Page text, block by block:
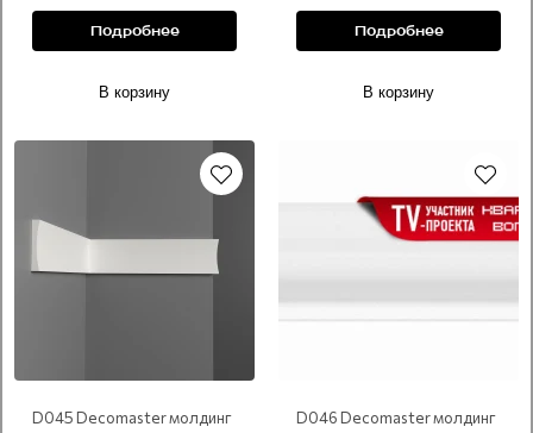
Подробнее
В корзину
Подробнее
В корзину
D045 Decomaster молдинг
D046 Decomaster молдинг